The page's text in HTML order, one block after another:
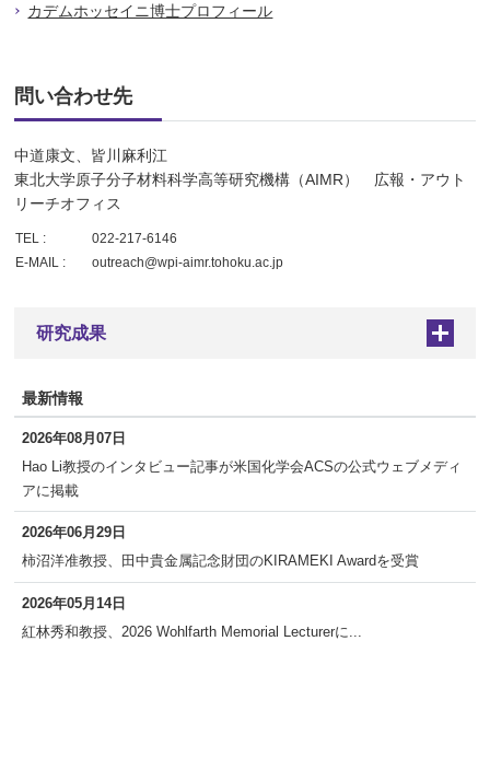
カデムホッセイニ博士プロフィール
問い合わせ先
中道康文、皆川麻利江
東北大学原子分子材料科学高等研究機構（AIMR） 広報・アウト
リーチオフィス
TEL :
022-217-6146
E-MAIL :
outreach@wpi-aimr.tohoku.ac.jp
研究成果 +
最新情報
2026年08月07日
Hao Li教授のインタビュー記事が米国化学会ACSの公式ウェブメディ
アに掲載
2026年06月29日
柿沼洋准教授、田中貴金属記念財団のKIRAMEKI Awardを受賞
2026年05月14日
紅林秀和教授、2026 Wohlfarth Memorial Lecturerに...